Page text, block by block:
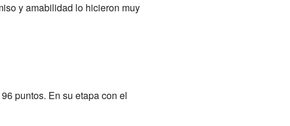
y amabilidad lo hicieron muy
puntos. En su etapa con el